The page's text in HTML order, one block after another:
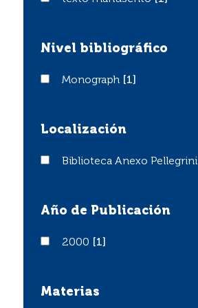
Nivel bibliográfico
Monograph
Monograph [1]
Localización
Biblioteca Anexo Pellegrini
Biblioteca Anexo Pellegrini
Año de Publicación
20002000 [1]
Materias